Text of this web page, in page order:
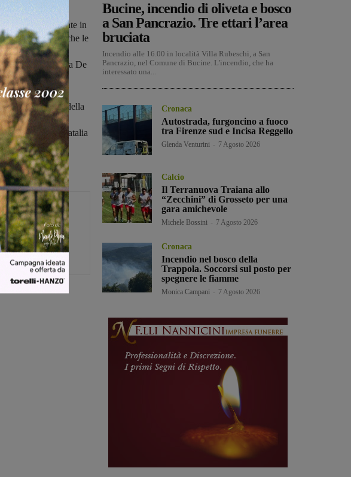
direttamente in
promozione, che le
difficoltà.
società Luciana De
futuro”
(il capitano della
Baldoni,
composto da
Natalia
Aliaj, Sophia
Bucine, incendio di oliveta e bosco
a San Pancrazio. Tre ettari l’area
bruciata
Incendio alle 16.00 in località Villa Rubeschi, a San
Pancrazio, nel Comune di Bucine. L'incendio, che ha
interessato una...
Cronaca
Autostrada, furgoncino a fuoco
tra Firenze sud e Incisa Reggello
Glenda Venturini 7 Agosto 2026
Calcio
Il Terranuova Traiana allo
“Zecchini” di Grosseto per una
gara amichevole
Michele Bossini 7 Agosto 2026
Cronaca
Incendio nel bosco della
Trappola. Soccorsi sul posto per
spegnere le fiamme
Monica Campani 7 Agosto 2026